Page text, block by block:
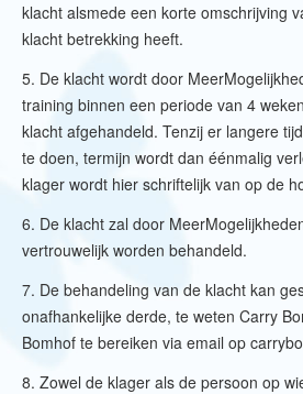
klacht alsmede een korte omschrijving
klacht betrekking heeft.
5. De klacht wordt door
training binnen een periode van 4
klacht afgehandeld. Tenzij er langere
te doen, termijn wordt dan éénmalig
klager wordt hier schriftelijk van op de
6. De klacht zal door
vertrouwelijk worden behandeld.
7. De behandeling van de klacht kan
onafhankelijke derde, te weten Carry
Bomhof te bereiken via email op
8. Zowel de klager als de persoon op